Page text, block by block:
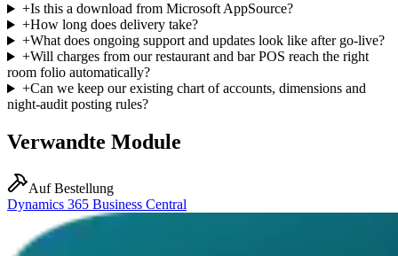
+Is this a download from Microsoft AppSource?
+How long does delivery take?
+What does ongoing support and updates look like after go-live?
+Will charges from our restaurant and bar POS reach the right
room folio automatically?
+Can we keep our existing chart of accounts, dimensions and
night-audit posting rules?
Verwandte Module
Auf Bestellung
Dynamics 365 Business Central